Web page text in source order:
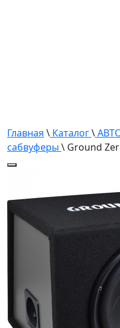
Главная \ Каталог\
сабвуферы \ Ground